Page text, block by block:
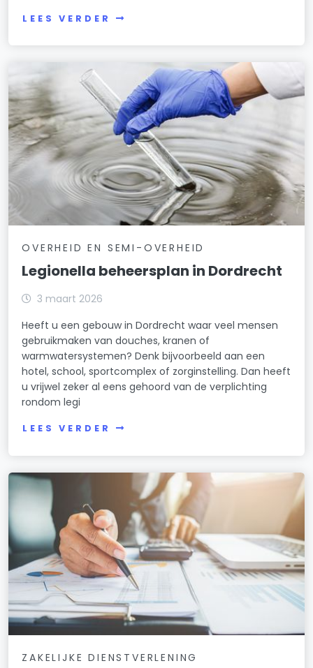
LEES VERDER
OVERHEID EN SEMI-OVERHEID
Legionella beheersplan in Dordrecht
3 maart 2026
Heeft u een gebouw in Dordrecht waar veel mensen
gebruikmaken van douches, kranen of
warmwatersystemen? Denk bijvoorbeeld aan een
hotel, school, sportcomplex of zorginstelling. Dan heeft
u vrijwel zeker al eens gehoord van de verplichting
rondom legi
LEES VERDER
ZAKELIJKE DIENSTVERLENING